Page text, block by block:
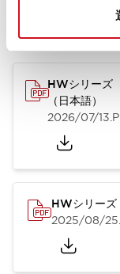
取扱説
HWシリーズ
（日本語）
2026/07/13
HWシリーズ
2025/08/25